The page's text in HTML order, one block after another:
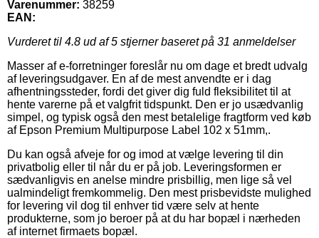
Varenummer: 38259
EAN:
Vurderet til 4.8 ud af 5 stjerner baseret på 31 anmeldelser
Masser af e-forretninger foreslår nu om dage et bredt udvalg
af leveringsudgaver. En af de mest anvendte er i dag
afhentningssteder, fordi det giver dig fuld fleksibilitet til at
hente varerne på et valgfrit tidspunkt. Den er jo usædvanlig
simpel, og typisk også den mest betalelige fragtform ved køb
af Epson Premium Multipurpose Label 102 x 51mm,.
Du kan også afveje for og imod at vælge levering til din
privatbolig eller til når du er på job. Leveringsformen er
sædvanligvis en anelse mindre prisbillig, men lige så vel
ualmindeligt fremkommelig. Den mest prisbevidste mulighed
for levering vil dog til enhver tid være selv at hente
produkterne, som jo beroer på at du har bopæl i nærheden
af internet firmaets bopæl.